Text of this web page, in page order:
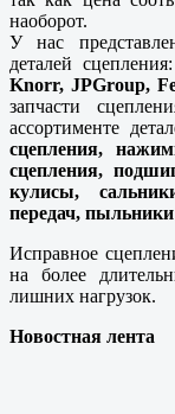
наоборот.
У нас
деталей сцепления:
Knorr, JPGroup,
запчасти
ассортименте
сцепления,
сцепления,
кулисы,
передач,
Исправное
на более
лишних нагрузок.
Новостная лента